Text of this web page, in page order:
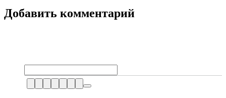
Добавить комментарий